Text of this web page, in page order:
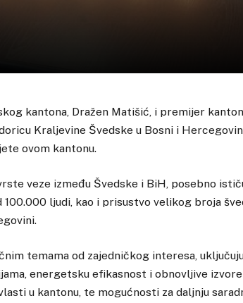
kantona, Dražen Matišić, i premijer
Kraljevine Švedske u Bosni i
ovom kantonu.
veze između Švedske i BiH, posebno
100.000 ljudi, kao i prisustvo velikog broja
temama od zajedničkog interesa,
energetsku efikasnost i obnovljive
u kantonu, te mogućnosti za daljnju